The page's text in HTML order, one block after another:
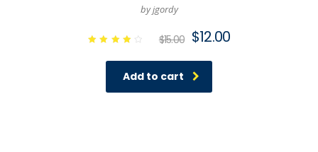
by jgordy
4.00
$15.00 $12.00
Add to cart